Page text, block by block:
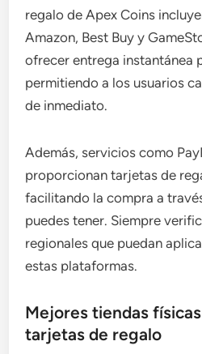
regalo de Apex Coins
Amazon, Best Buy y
ofrecer entrega instantánea
permitiendo a los usuarios
de inmediato.
Además, servicios como
proporcionan tarjetas de
facilitando la compra a
puedes tener. Siempre
regionales que puedan
estas plataformas.
Mejores tiendas
tarjetas de regalo